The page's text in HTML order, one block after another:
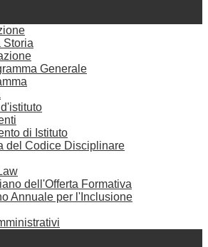
Storia
Generale
di Istituto
del Codice Disciplinare
dell'Offerta Formativa
Annuale per l'Inclusione